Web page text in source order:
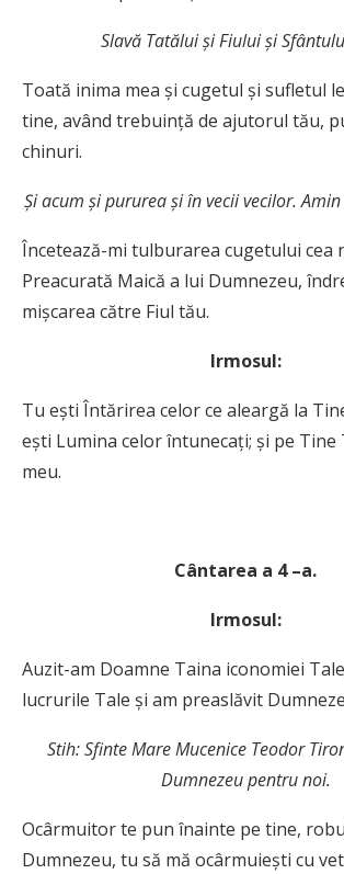
Slavă Tatălui şi Fiului şi
Toată inima mea şi cugetul şi sufletul
tine, având trebuinţă de ajutorul tău,
chinuri.
Şi acum şi pururea şi în vecii vecilor.
Încetează-mi tulburarea cugetului cea
Preacurată Maică a lui Dumnezeu,
mişcarea către Fiul tău.
Irmosul:
Tu eşti Întărirea celor ce aleargă la
eşti Lumina celor întunecaţi; şi pe Tine
meu.
Cântarea a 4 –a.
Irmosul:
Auzit-am Doamne Taina iconomiei
lucrurile Tale şi am preaslăvit
Stih: Sfinte Mare Mucenice Teodor
Dumnezeu pentru noi.
Ocârmuitor te pun înainte pe tine,
Dumnezeu, tu să mă ocârmuieşti cu